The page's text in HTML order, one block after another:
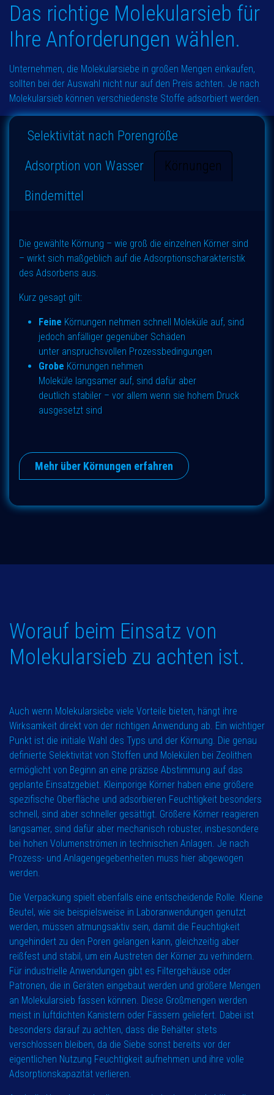
Das richtige Molekularsieb für
Ihre Anforderungen wählen.
Unternehmen, die Molekularsiebe in großen Mengen einkaufen,
sollten bei der Auswahl nicht nur auf den Preis achten. Je nach
Molekularsieb können verschiedenste Stoffe adsorbiert werden.
Selektivität nach Porengröße
Adsorption von Wasser
Körnungen
Bindemittel
Die gewählte Körnung – wie groß die einzelnen Körner sind
– wirkt sich maßgeblich auf die Adsorptionscharakteristik
des Adsorbens aus.
Kurz gesagt gilt:
Feine Körnungen nehmen schnell Moleküle auf, sind
jedoch anfälliger gegenüber Schäden
unter anspruchsvollen Prozessbedingungen
Grobe Körnungen nehmen
Moleküle langsamer auf, sind dafür aber
deutlich stabiler – vor allem wenn sie hohem Druck
ausgesetzt sind
Mehr über Körnungen erfahren
Worauf beim Einsatz von
Molekularsieb zu achten ist.
Auch wenn Molekularsiebe viele Vorteile bieten, hängt ihre
Wirksamkeit direkt von der richtigen Anwendung ab. Ein wichtiger
Punkt ist die initiale Wahl des Typs und der Körnung. Die genau
definierte Selektivität von Stoffen und Molekülen bei Zeolithen
ermöglicht von Beginn an eine präzise Abstimmung auf das
geplante Einsatzgebiet. Kleinporige Körner haben eine größere
spezifische Oberfläche und adsorbieren Feuchtigkeit besonders
schnell, sind aber schneller gesättigt. Größere Körner reagieren
langsamer, sind dafür aber mechanisch robuster, insbesondere
bei hohen Volumenströmen in technischen Anlagen. Je nach
Prozess- und Anlagengegebenheiten muss hier abgewogen
werden.
Die Verpackung spielt ebenfalls eine entscheidende Rolle. Kleine
Beutel, wie sie beispielsweise in Laboranwendungen genutzt
werden, müssen atmungsaktiv sein, damit die Feuchtigkeit
ungehindert zu den Poren gelangen kann, gleichzeitig aber
reißfest und stabil, um ein Austreten der Körner zu verhindern.
Für industrielle Anwendungen gibt es Filtergehäuse oder
Patronen, die in Geräten eingebaut werden und größere Mengen
an Molekularsieb fassen können. Diese Großmengen werden
meist in luftdichten Kanistern oder Fässern geliefert. Dabei ist
besonders darauf zu achten, dass die Behälter stets
verschlossen bleiben, da die Siebe sonst bereits vor der
eigentlichen Nutzung Feuchtigkeit aufnehmen und ihre volle
Adsorptionskapazität verlieren.